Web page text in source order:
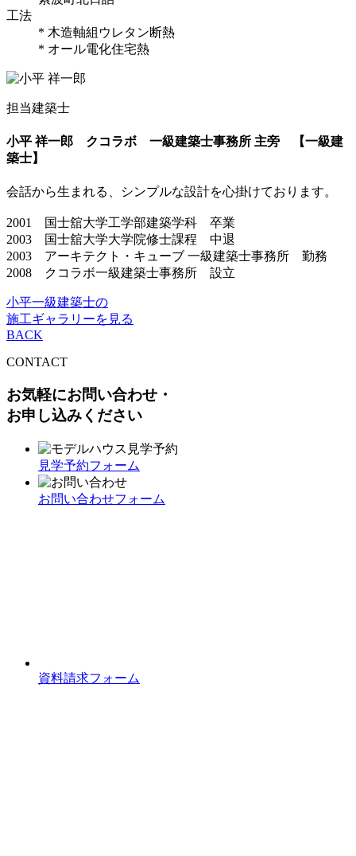
工法
* 木造軸組ウレタン断熱
* オール電化住宅熱
担当建築士
小平 祥一郎 クコラボ 一級建築士事務所 主旁 【一級建
築士】
会話から生まれる、シンプルな設計を心掛けております。
2001 国士舘大学工学部建築学科 卒業
2003 国士舘大学大学院修士課程 中退
2003 アーキテクト・キューブ 一級建築士事務所 勤務
2008 クコラボ一級建築士事務所 設立
小平一級建築士の
施工ギャラリーを見る
BACK
CONTACT
お気軽にお問い合わせ・
お申し込みください
見学予約フォーム
お問い合わせフォーム
資料請求フォーム